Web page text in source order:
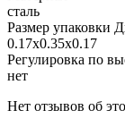
сталь
Размер упаковки
0.17x0.35x0.17
Регулировка по
нет
Нет отзывов об